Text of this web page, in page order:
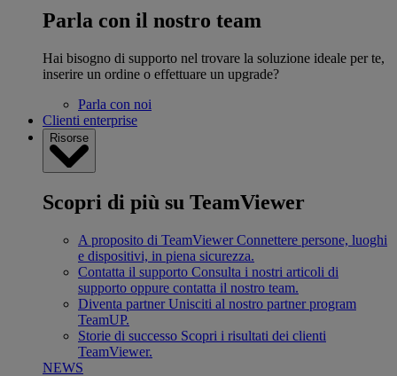
Parla con il nostro team
Hai bisogno di supporto nel trovare la soluzione ideale per te,
inserire un ordine o effettuare un upgrade?
Parla con noi
Clienti enterprise
Risorse
Scopri di più su TeamViewer
A proposito di TeamViewer Connettere persone, luoghi
e dispositivi, in piena sicurezza.
Contatta il supporto Consulta i nostri articoli di
supporto oppure contatta il nostro team.
Diventa partner Unisciti al nostro partner program
TeamUP.
Storie di successo Scopri i risultati dei clienti
TeamViewer.
NEWS